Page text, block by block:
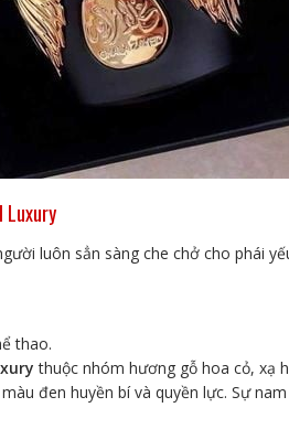
Luxury
luôn sẳn sàng che chở cho phái
thao.
thuộc nhóm hương gỗ hoa cỏ, xạ
đen huyền bí và quyền lực. Sự